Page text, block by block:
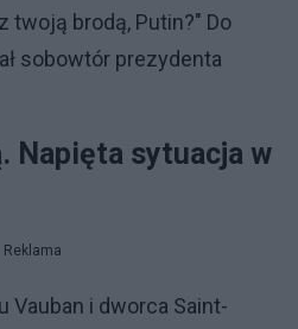
twoją brodą, Putin?" Do
sobowtór prezydenta
Napięta sytuacja w
Reklama
Vauban i dworca Saint-